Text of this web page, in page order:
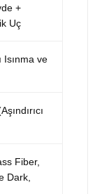
+
Uç
Isınma ve
Fiber,
Dark,